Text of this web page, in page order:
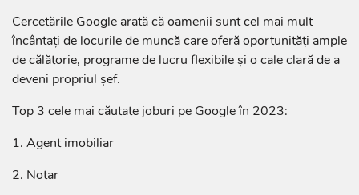
Cercetările Google arată că oamenii sunt cel mai mult
încântaţi de locurile de muncă care oferă oportunităţi ample
de călătorie, programe de lucru flexibile şi o cale clară de a
deveni propriul şef.
Top 3 cele mai căutate joburi pe Google în 2023:
1. Agent imobiliar
2. Notar